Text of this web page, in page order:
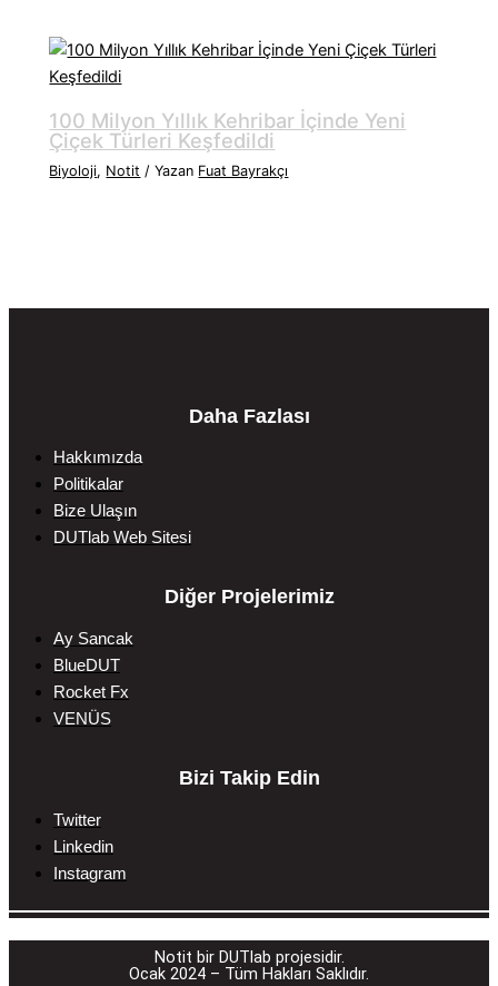
100 Milyon Yıllık Kehribar İçinde Yeni
Çiçek Türleri Keşfedildi
Biyoloji, Notit / Yazan Fuat Bayrakçı
Daha Fazlası
Hakkımızda
Politikalar
Bize Ulaşın
DUTlab Web Sitesi
Diğer Projelerimiz
Ay Sancak
BlueDUT
Rocket Fx
VENÜS
Bizi Takip Edin
Twitter
Linkedin
Instagram
Notit bir DUTlab projesidir.
Ocak 2024 – Tüm Hakları Saklıdır.